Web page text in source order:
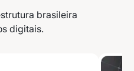
brasileira
digitais.